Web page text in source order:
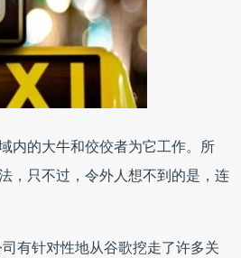
内的大牛和佼佼者为它工作。所
，只不过，令外人想不到的是，连
有针对性地从谷歌挖走了许多关